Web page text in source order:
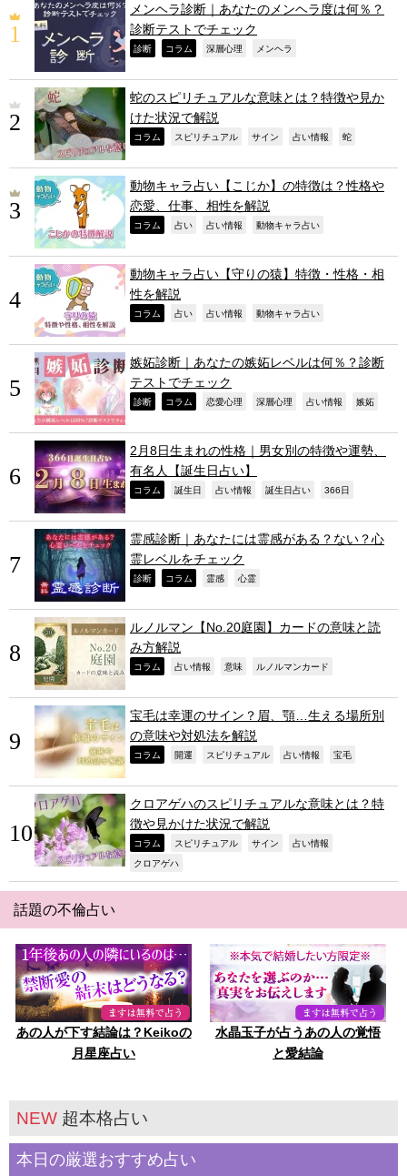
メンヘラ診断｜あなたのメンヘラ度は何％？
診断テストでチェック
診断 コラム 深層心理 メンヘラ
蛇のスピリチュアルな意味とは？特徴や見か
けた状況で解説
コラム スピリチュアル サイン 占い情報 蛇
動物キャラ占い【こじか】の特徴は？性格や
恋愛、仕事、相性を解説
コラム 占い 占い情報 動物キャラ占い
動物キャラ占い【守りの猿】特徴・性格・相
性を解説
コラム 占い 占い情報 動物キャラ占い
嫉妬診断｜あなたの嫉妬レベルは何％？診断
テストでチェック
診断 コラム 恋愛心理 深層心理 占い情報 嫉妬
2月8日生まれの性格｜男女別の特徴や運勢、
有名人【誕生日占い】
コラム 誕生日 占い情報 誕生日占い 366日
霊感診断｜あなたには霊感がある？ない？心
霊レベルをチェック
診断 コラム 霊感 心霊
ルノルマン【No.20庭園】カードの意味と読
み方解説
コラム 占い情報 意味 ルノルマンカード
宝毛は幸運のサイン？眉、顎…生える場所別
の意味や対処法を解説
コラム 開運 スピリチュアル 占い情報 宝毛
クロアゲハのスピリチュアルな意味とは？特
徴や見かけた状況で解説
コラム スピリチュアル サイン 占い情報
クロアゲハ
話題の不倫占い
あの人が下す結論は？Keikoの
月星座占い
水晶玉子が占うあの人の覚悟
と愛結論
NEW 超本格占い
本日の厳選おすすめ占い